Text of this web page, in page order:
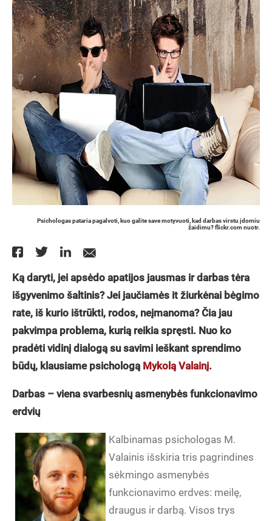
Psichologas pataria pagalvoti, kuo galite save motyvuoti, kad darbas virstu įdomiu
žaidimu? flickr.com nuotr.
Ką daryti, jei apsėdo apatijos jausmas ir darbas tėra
išgyvenimo šaltinis? Jei jaučiamės it žiurkėnai bėgimo
rate, iš kurio ištrūkti, rodos, neįmanoma? Čia jau
pakvimpa problema, kurią reikia spręsti. Nuo ko
pradėti vidinį dialogą su savimi ieškant sprendimo
būdų, klausiame psichologą Mykolą Valainį.
Darbas – viena svarbesnių asmenybės funkcionavimo
erdvių
Kalbinamas psichologas M.
Valainis išskiria tris pagrindines
sėkmingo asmenybės
funkcionavimo erdves: meilę,
draugus ir darbą. Visos trys